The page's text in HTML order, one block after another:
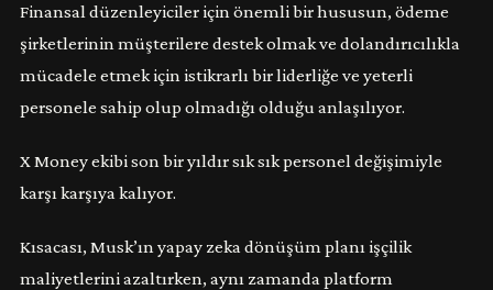
Finansal düzenleyiciler için önemli bir hususun, ödeme
şirketlerinin müşterilere destek olmak ve dolandırıcılıkla
mücadele etmek için istikrarlı bir liderliğe ve yeterli
personele sahip olup olmadığı olduğu anlaşılıyor.
X Money ekibi son bir yıldır sık ​​sık personel değişimiyle
karşı karşıya kalıyor.
Kısacası, Musk’ın yapay zeka dönüşüm planı işçilik
maliyetlerini azaltırken, aynı zamanda platform